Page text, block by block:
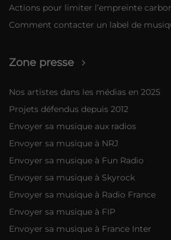
Actions pour limiter l’empreinte
Comment contacter un label de
Zone presse
Nos artistes dans les médias en 2025
Projets défendus depuis 2012
Envoyer sa musique aux radios
Envoyer sa musique à NRJ
Envoyer sa musique à Fun Radio
Envoyer sa musique à Skyrock
Envoyer sa musique à Radio France
Envoyer sa musique à FIP
Envoyer sa musique à France Inter